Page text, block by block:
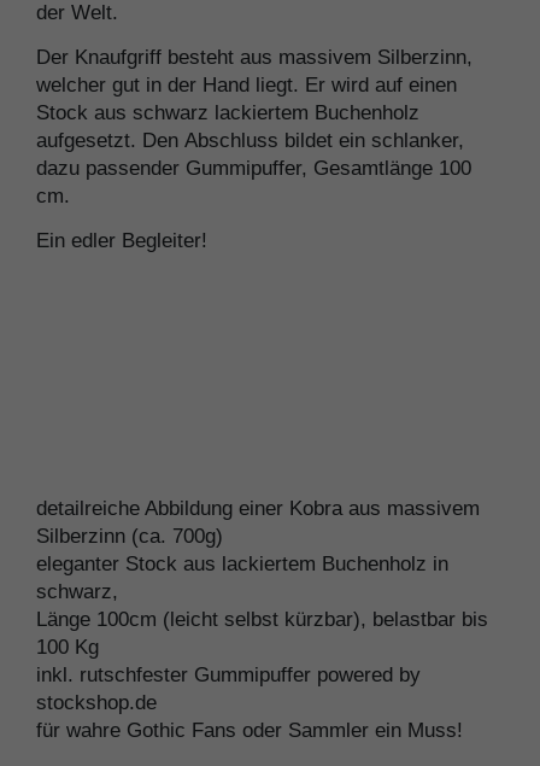
der Welt.
Der Knaufgriff besteht aus massivem Silberzinn,
welcher gut in der Hand liegt. Er wird auf einen
Stock aus schwarz lackiertem Buchenholz
aufgesetzt. Den Abschluss bildet ein schlanker,
dazu passender Gummipuffer, Gesamtlänge 100
cm.
Ein edler Begleiter!
detailreiche Abbildung einer Kobra aus massivem
Silberzinn (ca. 700g)
eleganter Stock aus lackiertem Buchenholz in
schwarz,
Länge 100cm (leicht selbst kürzbar), belastbar bis
100 Kg
inkl. rutschfester Gummipuffer powered by
stockshop.de
für wahre Gothic Fans oder Sammler ein Muss!